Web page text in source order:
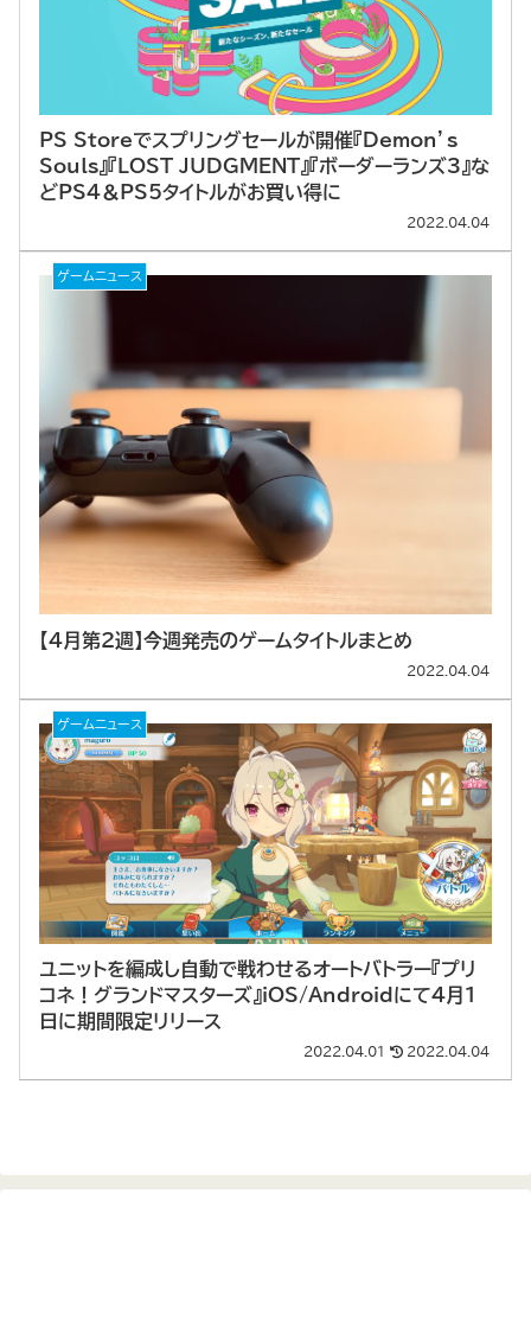
PS Storeでスプリングセールが開催『Demon’s
Souls』『LOST JUDGMENT』『ボーダーランズ3』な
どPS4＆PS5タイトルがお買い得に
2022.04.04
ゲームニュース
【4月第2週】今週発売のゲームタイトルまとめ
2022.04.04
ゲームニュース
ユニットを編成し自動で戦わせるオートバトラー『プリ
コネ！グランドマスターズ』iOS/Androidにて4月1
日に期間限定リリース
2022.04.01 2022.04.04